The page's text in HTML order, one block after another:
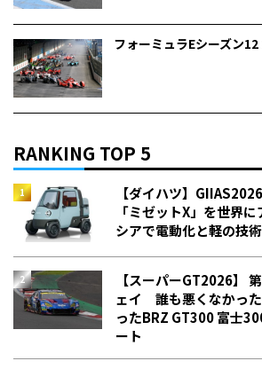
フォーミュラEシーズン
RANKING TOP 5
【ダイハツ】
「ミゼットX」を世界
シアで電動化と軽の技
【スーパーGT2026】
ェイ 誰も悪くなかっ
った――BRZ GT300 富士
ート